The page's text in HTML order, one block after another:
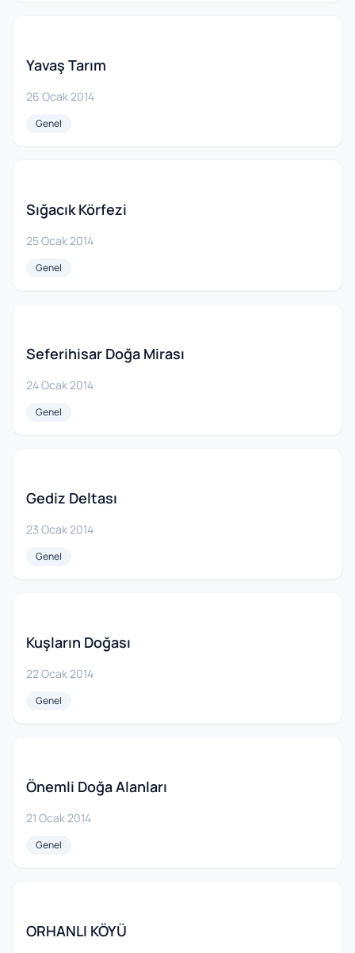
Yavaş Tarım
26 Ocak 2014
Genel
Sığacık Körfezi
25 Ocak 2014
Genel
Seferihisar Doğa Mirası
24 Ocak 2014
Genel
Gediz Deltası
23 Ocak 2014
Genel
Kuşların Doğası
22 Ocak 2014
Genel
Önemli Doğa Alanları
21 Ocak 2014
Genel
ORHANLI KÖYÜ